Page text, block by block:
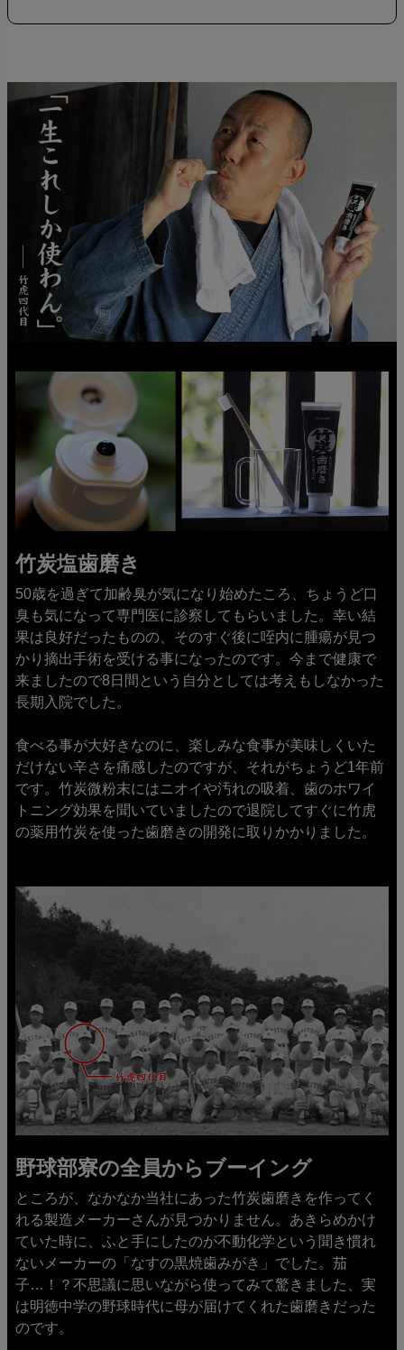
竹炭塩歯磨き
50歳を過ぎて加齢臭が気になり始めたころ、ちょうど口
臭も気になって専門医に診察してもらいました。幸い結
果は良好だったものの、そのすぐ後に咥内に腫瘍が見つ
かり摘出手術を受ける事になったのです。今まで健康で
来ましたので8日間という自分としては考えもしなかった
長期入院でした。
食べる事が大好きなのに、楽しみな食事が美味しくいた
だけない辛さを痛感したのですが、それがちょうど1年前
です。竹炭微粉末にはニオイや汚れの吸着、歯のホワイ
トニング効果を聞いていましたので退院してすぐに竹虎
の薬用竹炭を使った歯磨きの開発に取りかかりました。
野球部寮の全員からブーイング
ところが、なかなか当社にあった竹炭歯磨きを作ってく
れる製造メーカーさんが見つかりません。あきらめかけ
ていた時に、ふと手にしたのが不動化学という聞き慣れ
ないメーカーの「なすの黒焼歯みがき」でした。茄
子…！？不思議に思いながら使ってみて驚きました、実
は明徳中学の野球時代に母が届けてくれた歯磨きだった
のです。